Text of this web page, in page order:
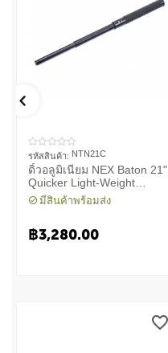
รหัสสินค้า: NTN21C
ดิ้วอลูมิเนียม NEX Baton 21"
Quicker Light-Weight
Machanical Baton
มีสินค้าพร้อมส่ง
฿3,280.00